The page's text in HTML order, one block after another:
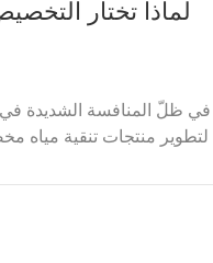
لماذا تختار
في ظلّ المنافسة الشديدة في